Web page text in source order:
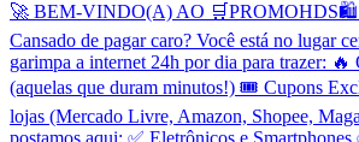
🚀 BEM-VINDO(A) AO 🛒PROMOHDS🛍️
Cansado de pagar caro? Você está no lugar
garimpa a internet 24h por dia para trazer: 🔥
(aquelas que duram minutos!) 🎟️ Cupons
lojas (Mercado Livre, Amazon, Shopee,